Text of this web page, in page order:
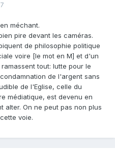
méchant.
pire devant les caméras.
de philosophie politique
voire [le mot en M] et d'un
tout: lutte pour le
de l'argent sans
de l'Eglise, celle du
médiatique, est devenu en
alter. On ne peut pas non plus
voie.